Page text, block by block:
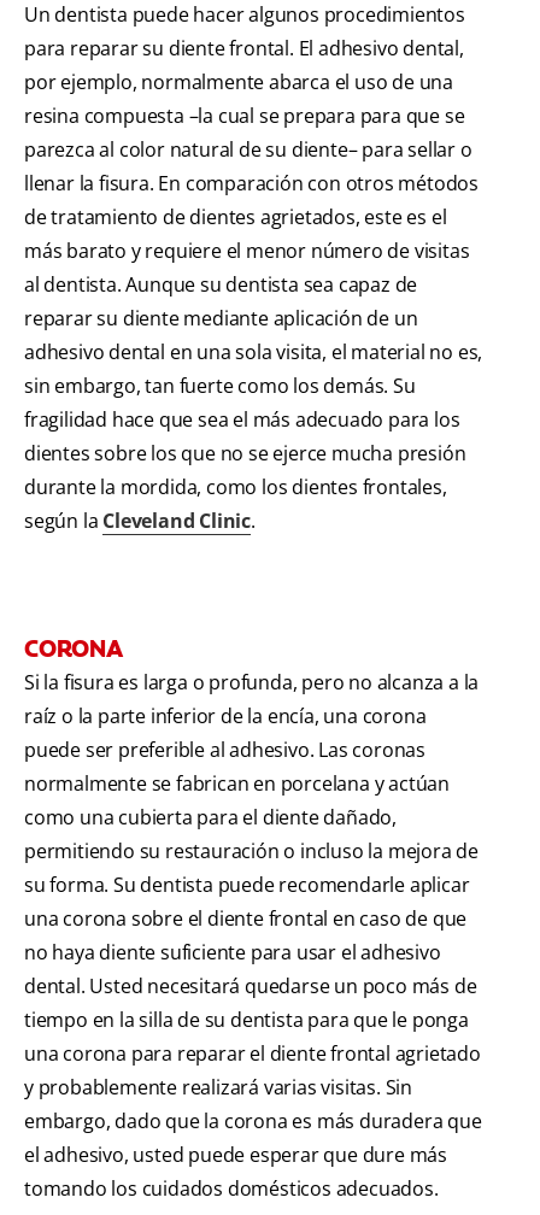
Un dentista puede hacer algunos procedimientos
para reparar su diente frontal. El adhesivo dental,
por ejemplo, normalmente abarca el uso de una
resina compuesta –la cual se prepara para que se
parezca al color natural de su diente– para sellar o
llenar la fisura. En comparación con otros métodos
de tratamiento de dientes agrietados, este es el
más barato y requiere el menor número de visitas
al dentista. Aunque su dentista sea capaz de
reparar su diente mediante aplicación de un
adhesivo dental en una sola visita, el material no es,
sin embargo, tan fuerte como los demás. Su
fragilidad hace que sea el más adecuado para los
dientes sobre los que no se ejerce mucha presión
durante la mordida, como los dientes frontales,
según la Cleveland Clinic.
CORONA
Si la fisura es larga o profunda, pero no alcanza a la
raíz o la parte inferior de la encía, una corona
puede ser preferible al adhesivo. Las coronas
normalmente se fabrican en porcelana y actúan
como una cubierta para el diente dañado,
permitiendo su restauración o incluso la mejora de
su forma. Su dentista puede recomendarle aplicar
una corona sobre el diente frontal en caso de que
no haya diente suficiente para usar el adhesivo
dental. Usted necesitará quedarse un poco más de
tiempo en la silla de su dentista para que le ponga
una corona para reparar el diente frontal agrietado
y probablemente realizará varias visitas. Sin
embargo, dado que la corona es más duradera que
el adhesivo, usted puede esperar que dure más
tomando los cuidados domésticos adecuados.